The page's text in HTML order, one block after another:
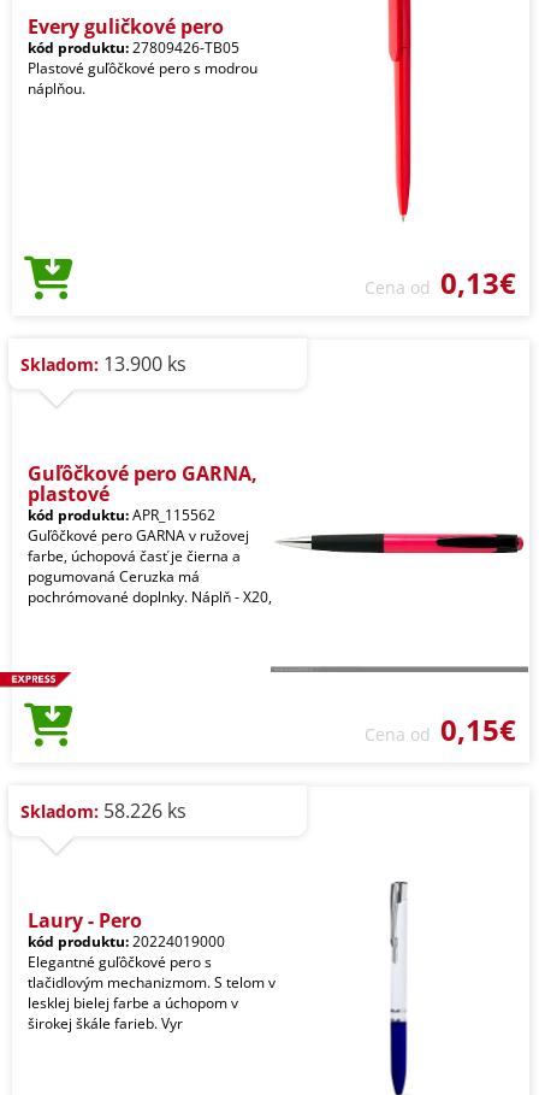
Every guličkové pero
kód produktu:27809426-TB05
Plastové guľôčkové pero s modrou
náplňou.
Cena od 0,13€
Skladom: 13.900 ks
Guľôčkové pero GARNA,
plastové
kód produktu:APR_115562
Guľôčkové pero GARNA v ružovej
farbe, úchopová časť je čierna a
pogumovaná Ceruzka má
pochrómované doplnky. Náplň - X20,
Cena od 0,15€
Skladom: 58.226 ks
Laury - Pero
kód produktu:20224019000
Elegantné guľôčkové pero s
tlačidlovým mechanizmom. S telom v
lesklej bielej farbe a úchopom v
širokej škále farieb. Vyr